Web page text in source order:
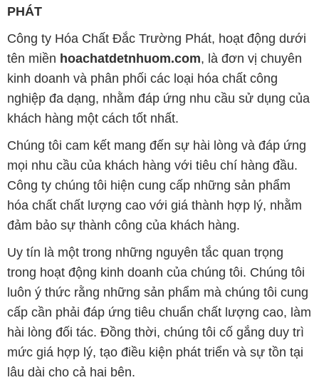
PHÁT
Công ty Hóa Chất Đắc Trường Phát, hoạt động dưới
tên miền hoachatdetnhuom.com, là đơn vị chuyên
kinh doanh và phân phối các loại hóa chất công
nghiệp đa dạng, nhằm đáp ứng nhu cầu sử dụng của
khách hàng một cách tốt nhất.
Chúng tôi cam kết mang đến sự hài lòng và đáp ứng
mọi nhu cầu của khách hàng với tiêu chí hàng đầu.
Công ty chúng tôi hiện cung cấp những sản phẩm
hóa chất chất lượng cao với giá thành hợp lý, nhằm
đảm bảo sự thành công của khách hàng.
Uy tín là một trong những nguyên tắc quan trọng
trong hoạt động kinh doanh của chúng tôi. Chúng tôi
luôn ý thức rằng những sản phẩm mà chúng tôi cung
cấp cần phải đáp ứng tiêu chuẩn chất lượng cao, làm
hài lòng đối tác. Đồng thời, chúng tôi cố gắng duy trì
mức giá hợp lý, tạo điều kiện phát triển và sự tồn tại
lâu dài cho cả hai bên.